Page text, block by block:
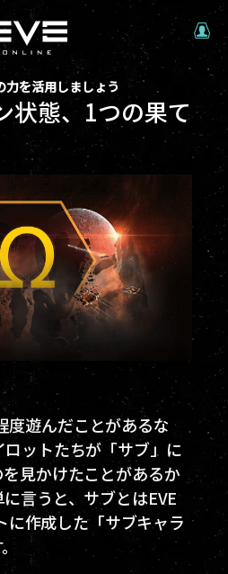
力を活用しましょう
状態、1つの果て
度遊んだことがあるな
ットたちが「サブ」に
見かけたことがあるか
言うと、サブとはEVE
作成した「サブキャラ